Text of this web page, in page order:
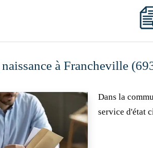
à Francheville
Dans la
service d'état